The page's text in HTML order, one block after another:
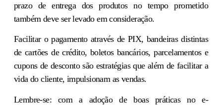
prazo de entrega dos produtos no tempo prometido
também deve ser levado em consideração.
Facilitar o pagamento através de PIX, bandeiras distintas
de cartões de crédito, boletos bancários, parcelamentos e
cupons de desconto são estratégias que além de facilitar a
vida do cliente, impulsionam as vendas.
Lembre-se: com a adoção deboas práticas no e-